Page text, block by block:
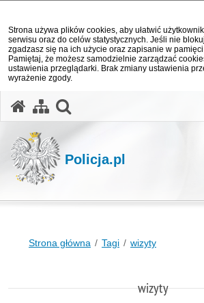
Strona używa plików cookies, aby ułatwić
serwisu oraz do celów statystycznych. Jeśli nie
zgadzasz się na ich użycie oraz zapisanie w
Pamiętaj, że możesz samodzielnie zarządzać
ustawienia przeglądarki. Brak zmiany ustawienia
wyrażenie zgody.
Policja.pl
Strona główna Tagi wizyty
wizyty